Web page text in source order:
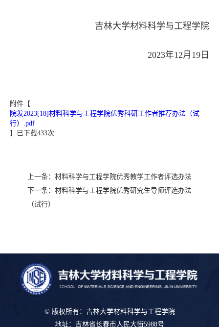
吉林大学材料科学与工程学院
2023年12月19日
附件【
院发2023[18]材料科学与工程学院优秀科研工作者推荐办法（试
行）.pdf
】已下载433次
上一条： 材料科学与工程学院优秀教学工作者评选办法
下一条： 材料科学与工程学院优秀研究生导师评选办法
（试行）
© 版权所有：吉林大学材料科学与工程学院
地址：吉林省长春市人民大街5988号